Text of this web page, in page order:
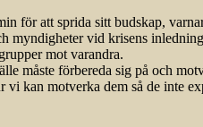
för att sprida sitt budskap,
myndigheter vid krisens
mot varandra.
måste förbereda sig på och
kan motverka dem så de inte